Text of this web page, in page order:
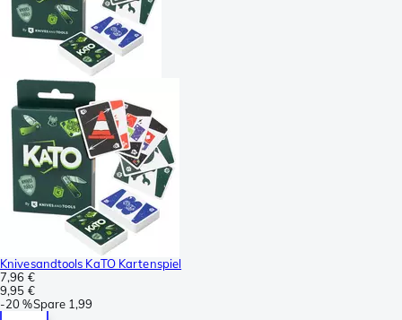
Knivesandtools KaTO Kartenspiel
7,96 €
9,95 €
-20 %Spare 1,99